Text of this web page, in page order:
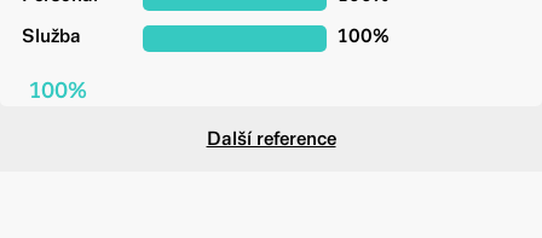
Služba
100%
100%
Další reference